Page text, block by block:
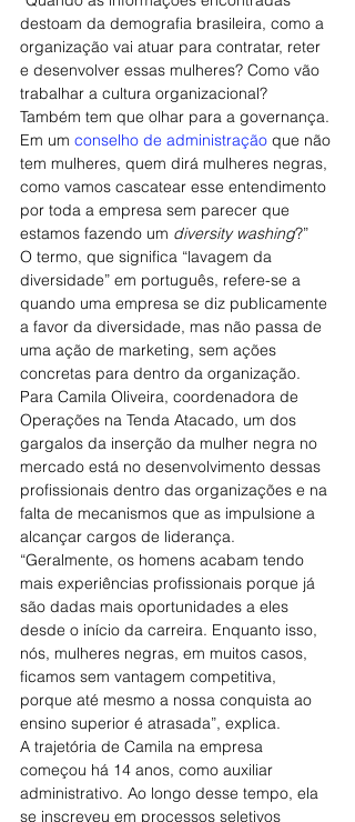
destoam da demografia brasileira, como a
organização vai atuar para contratar, reter
e desenvolver essas mulheres? Como vão
trabalhar a cultura organizacional?
Também tem que olhar para a governança.
Em um conselho de administração que não
tem mulheres, quem dirá mulheres negras,
como vamos cascatear esse entendimento
por toda a empresa sem parecer que
estamos fazendo um diversity washing?”
O termo, que significa “lavagem da
diversidade” em português, refere-se a
quando uma empresa se diz publicamente
a favor da diversidade, mas não passa de
uma ação de marketing, sem ações
concretas para dentro da organização.
Para Camila Oliveira, coordenadora de
Operações na Tenda Atacado, um dos
gargalos da inserção da mulher negra no
mercado está no desenvolvimento dessas
profissionais dentro das organizações e na
falta de mecanismos que as impulsione a
alcançar cargos de liderança.
“Geralmente, os homens acabam tendo
mais experiências profissionais porque já
são dadas mais oportunidades a eles
desde o início da carreira. Enquanto isso,
nós, mulheres negras, em muitos casos,
ficamos sem vantagem competitiva,
porque até mesmo a nossa conquista ao
ensino superior é atrasada”, explica.
A trajetória de Camila na empresa
começou há 14 anos, como auxiliar
administrativo. Ao longo desse tempo, ela
se inscreveu em processos seletivos